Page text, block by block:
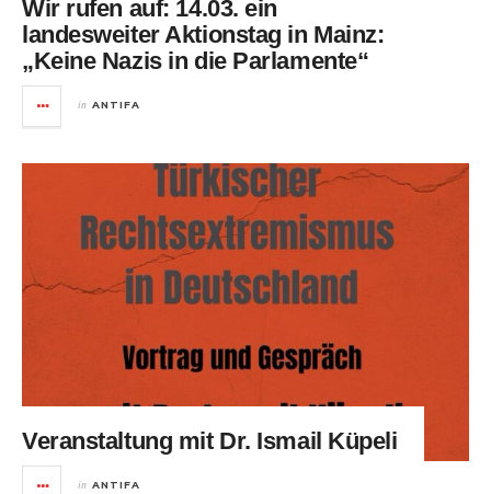
Wir rufen auf: 14.03. ein
landesweiter Aktionstag in Mainz:
„Keine Nazis in die Parlamente“
in ANTIFA
Veranstaltung mit Dr. Ismail Küpeli
in ANTIFA